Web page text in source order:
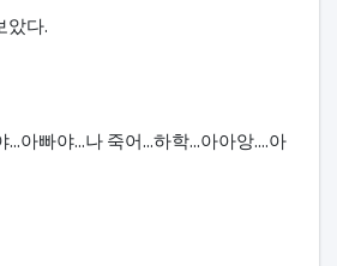
았다.
아빠야...나 죽어...하학...아아앙....아